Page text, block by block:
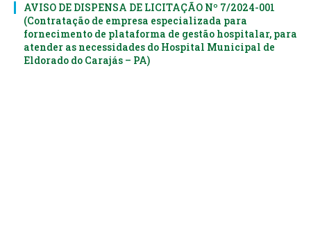
AVISO DE DISPENSA DE LICITAÇÃO Nº 7/2024-001
(Contratação de empresa especializada para
fornecimento de plataforma de gestão hospitalar, para
atender as necessidades do Hospital Municipal de
Eldorado do Carajás – PA)